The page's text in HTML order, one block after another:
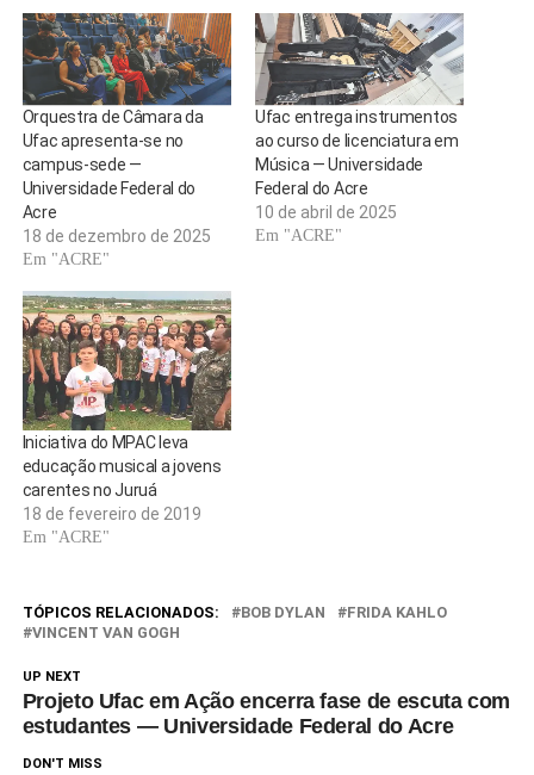
Orquestra de Câmara da
Ufac apresenta-se no
campus-sede —
Universidade Federal do
Acre
18 de dezembro de 2025
Em "ACRE"
Ufac entrega instrumentos
ao curso de licenciatura em
Música — Universidade
Federal do Acre
10 de abril de 2025
Em "ACRE"
Iniciativa do MPAC leva
educação musical a jovens
carentes no Juruá
18 de fevereiro de 2019
Em "ACRE"
TÓPICOS RELACIONADOS: BOB DYLAN
FRIDA KAHLO
VINCENT VAN GOGH
UP NEXT
Projeto Ufac em Ação encerra fase de escuta com
estudantes — Universidade Federal do Acre
DON'T MISS